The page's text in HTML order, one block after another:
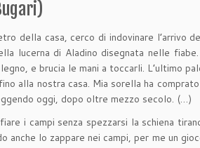
della casa, cerco di indovinare l’arrivo
di Aladino disegnata nelle fiabe.
e brucia le mani a toccarli. L’ultimo
alla nostra casa. Mia sorella ha
oggi, dopo oltre mezzo secolo. (…)
i campi senza spezzarsi la schiena
lo zappare nei campi, per me un